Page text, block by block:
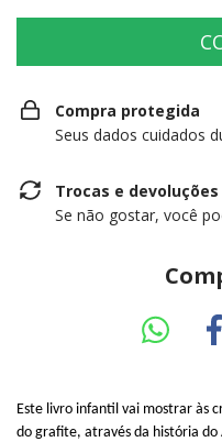
Compra protegida
Seus dados cuidados
Trocas e devoluções
Se não gostar, você
Este livro infantil vai mostrar às
do grafite, através da história do